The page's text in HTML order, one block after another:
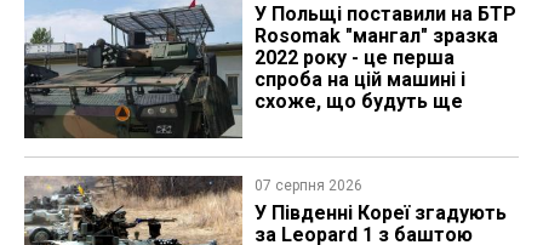
У Польщі поставили на БТР
Rosomak "мангал" зразка
2022 року - це перша
спроба на цій машині і
схоже, що будуть ще
07 серпня 2026
У Південні Кореї згадують
за Leopard 1 з баштою